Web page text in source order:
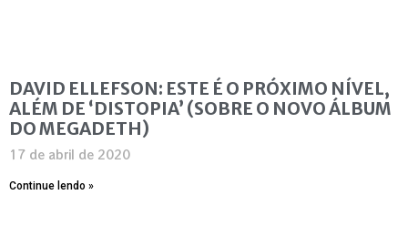
DAVID ELLEFSON: ESTE É O PRÓXIMO NÍVEL,
ALÉM DE ‘DISTOPIA’ (SOBRE O NOVO ÁLBUM
DO MEGADETH)
17 de abril de 2020
Continue lendo »